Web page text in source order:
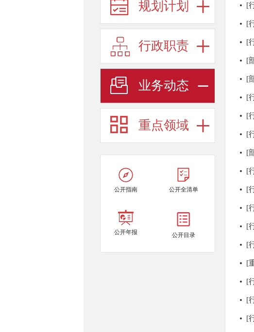
规划计划
行政职责
业务动态
重点领域
公开指南 公开全清单
公开年报 公开目录
[
[
[
[
[
[
[
[
[
[
[
[
[
[
[
[
[
[